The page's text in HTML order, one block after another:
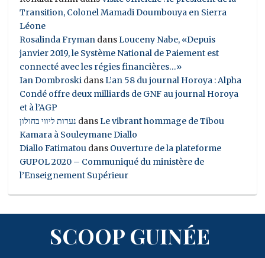
Transition, Colonel Mamadi Doumbouya en Sierra
Léone
Rosalinda Fryman dansLouceny Nabe, «Depuis
janvier 2019, le Système National de Paiement est
connecté avec les régies financières…»
Ian Dombroski dansL’an 58 du journal Horoya : Alpha
Condé offre deux milliards de GNF au journal Horoya
et à l’AGP
נערות ליווי בחולון dansLe vibrant hommage de Tibou
Kamara à Souleymane Diallo
Diallo Fatimatou dans Ouverture de la plateforme
GUPOL 2020 – Communiqué du ministère de
l’Enseignement Supérieur
SCOOP GUINÉE